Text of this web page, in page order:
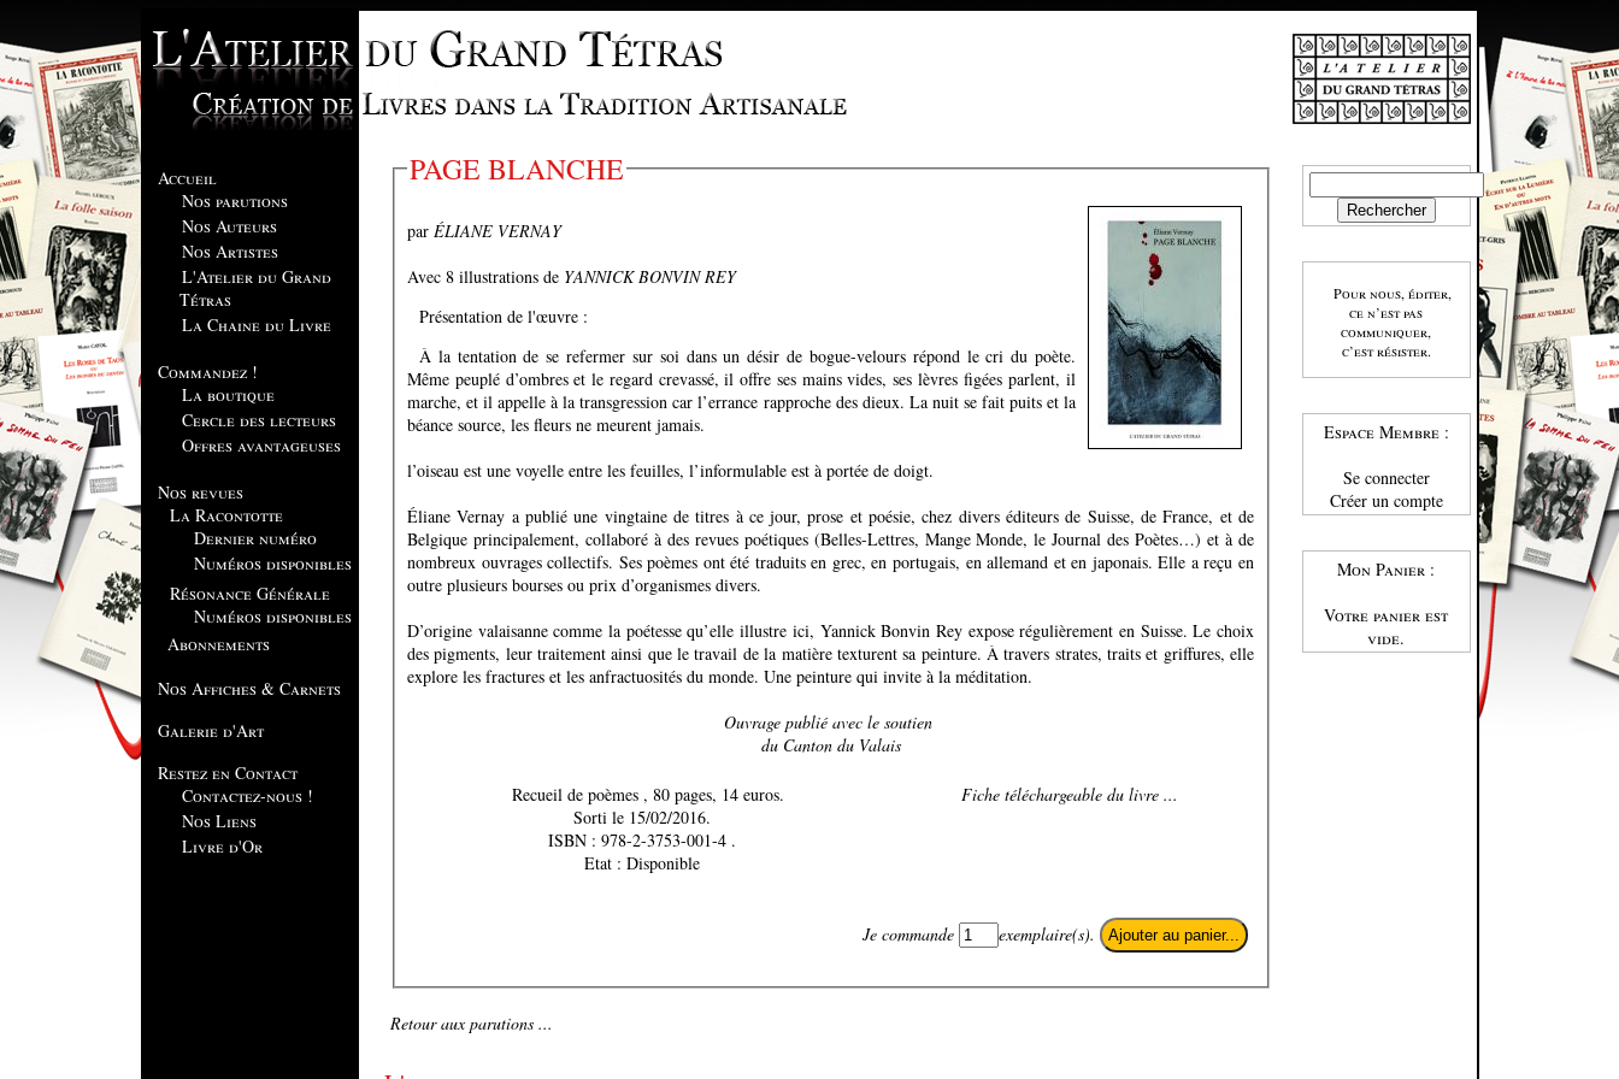
Accueil
Nos parutions
Nos Auteurs
Nos Artistes
L'Atelier du Grand
Tétras
La Chaine du Livre
Commandez !
La boutique
Cercle des lecteurs
Offres avantageuses
Nos revues
La Racontotte
Dernier numéro
Numéros disponibles
Résonance Générale
Numéros disponibles
Abonnements
Nos Affiches & Carnets
Galerie d'Art
Restez en Contact
Contactez-nous !
Nos Liens
Livre d'Or
Pour nous, éditer,
ce n’est pas
communiquer,
c’est résister.
Espace Membre :
Se connecter
Créer un compte
Mon Panier :
Votre panier est
vide.
PAGE BLANCHE
par ÉLIANE VERNAY
Avec 8 illustrations de YANNICK BONVIN REY
Présentation de l'œuvre :
À la tentation de se refermer sur soi dans un désir de bogue-velours répond le cri du poète.
Même peuplé d’ombres et le regard crevassé, il offre ses mains vides, ses lèvres figées parlent, il
marche, et il appelle à la transgression car l’errance rapproche des dieux. La nuit se fait puits et la
béance source, les fleurs ne meurent jamais.
l’oiseau est une voyelle entre les feuilles, l’informulable est à portée de doigt.
Éliane Vernay a publié une vingtaine de titres à ce jour, prose et poésie, chez divers éditeurs de Suisse, de France, et de
Belgique principalement, collaboré à des revues poétiques (Belles-Lettres, Mange Monde, le Journal des Poètes…) et à de
nombreux ouvrages collectifs. Ses poèmes ont été traduits en grec, en portugais, en allemand et en japonais. Elle a reçu en
outre plusieurs bourses ou prix d’organismes divers.
D’origine valaisanne comme la poétesse qu’elle illustre ici, Yannick Bonvin Rey expose régulièrement en Suisse. Le choix
des pigments, leur traitement ainsi que le travail de la matière texturent sa peinture. À travers strates, traits et griffures, elle
explore les fractures et les anfractuosités du monde. Une peinture qui invite à la méditation.
Ouvrage publié avec le soutien
du Canton du Valais
Recueil de poèmes , 80 pages, 14 euros.
Sorti le 15/02/2016.
ISBN : 978-2-3753-001-4 .
Etat : Disponible
Fiche téléchargeable du livre ...
Je commande exemplaire(s).
Retour aux parutions ...